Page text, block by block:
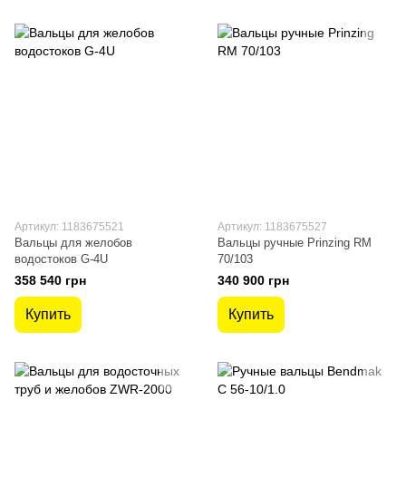
Артикул: 1183675521
Вальцы для желобов
водостоков G-4U
358 540 грн
Купить
Артикул: 1183675527
Вальцы ручные Prinzing RM
70/103
340 900 грн
Купить